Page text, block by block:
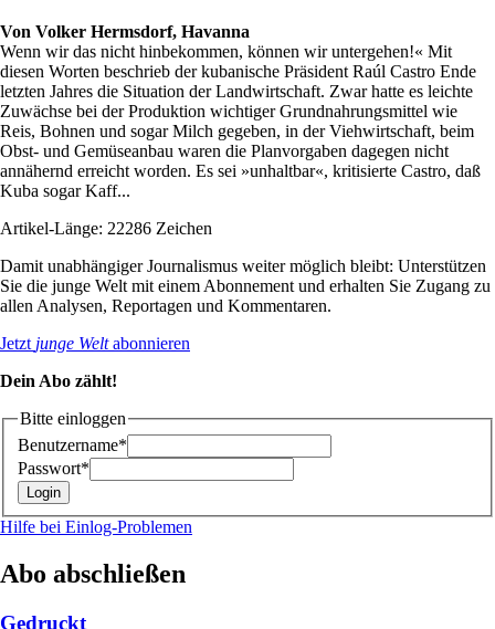
Von Volker Hermsdorf, Havanna
Wenn wir das nicht hinbekommen, können wir untergehen!« Mit
diesen Worten beschrieb der kubanische Präsident Raúl Castro Ende
letzten Jahres die Situation der Landwirtschaft. Zwar hatte es leichte
Zuwächse bei der Produktion wichtiger Grundnahrungsmittel wie
Reis, Bohnen und sogar Milch gegeben, in der Viehwirtschaft, beim
Obst- und Gemüseanbau waren die Planvorgaben dagegen nicht
annähernd erreicht worden. Es sei »unhaltbar«, kritisierte Castro, daß
Kuba sogar Kaff...
Artikel-Länge: 22286 Zeichen
Damit unabhängiger Journalismus weiter möglich bleibt: Unterstützen
Sie die junge Welt mit einem Abonnement und erhalten Sie Zugang zu
allen Analysen, Reportagen und Kommentaren.
Jetzt junge Weltabonnieren
Dein Abo zählt!
Bitte einloggen
Benutzername*
Passwort*
Hilfe bei Einlog-Problemen
Abo abschließen
Gedruckt